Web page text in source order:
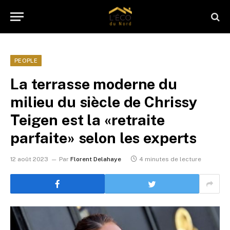
PEOPLE
La terrasse moderne du
milieu du siècle de Chrissy
Teigen est la «retraite
parfaite» selon les experts
12 août 2023 Par Florent Delahaye 4 minutes de lecture